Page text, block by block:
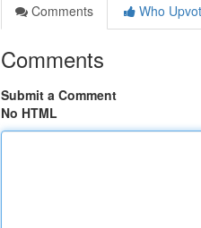
Comments
Who
Comments
Submit a Comment
No HTML